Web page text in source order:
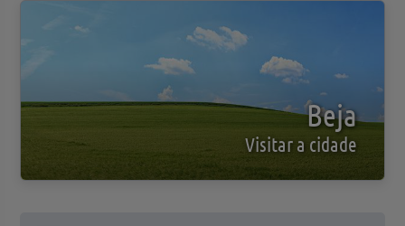
Beja
Visitar a cidade